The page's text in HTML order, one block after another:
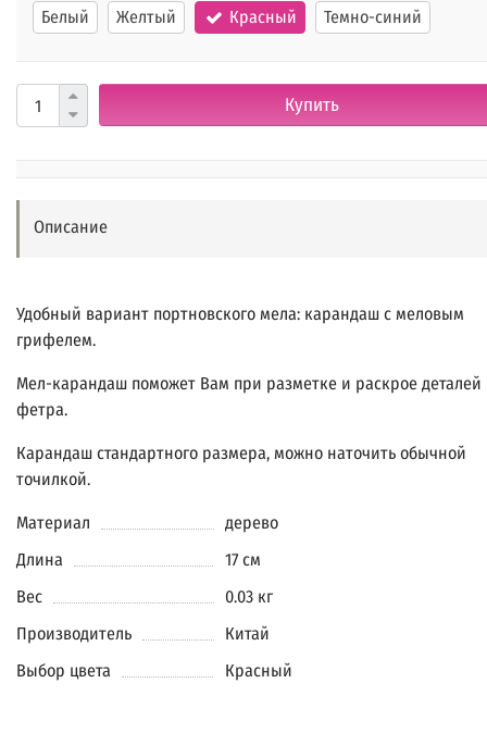
Белый
Желтый Красный Темно-синий
Купить
Описание
Удобный вариант портновского мела: карандаш с меловым
грифелем.
Мел-карандаш поможет Вам при разметке и раскрое деталей
фетра.
Карандаш стандартного размера, можно наточить обычной
точилкой.
Материал
дерево
Длина
17 см
Вес
0.03 кг
Производитель
Китай
Выбор цвета
Красный